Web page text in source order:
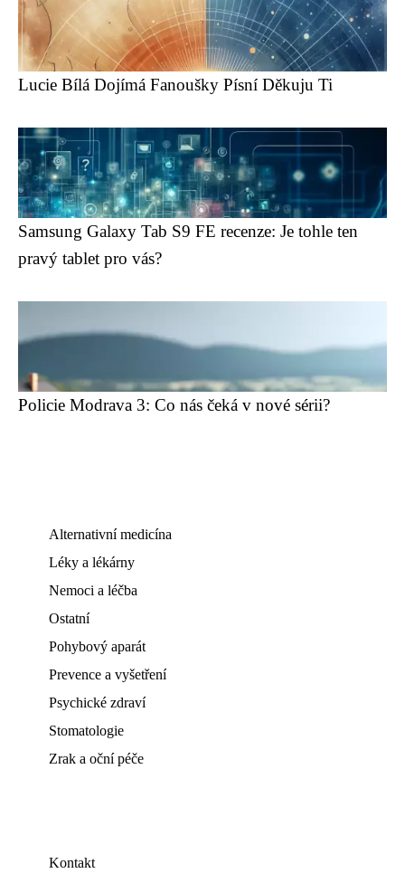
Lucie Bílá Dojímá Fanoušky Písní Děkuju Ti
Samsung Galaxy Tab S9 FE recenze: Je tohle ten
pravý tablet pro vás?
Policie Modrava 3: Co nás čeká v nové sérii?
Alternativní medicína
Léky a lékárny
Nemoci a léčba
Ostatní
Pohybový aparát
Prevence a vyšetření
Psychické zdraví
Stomatologie
Zrak a oční péče
Kontakt